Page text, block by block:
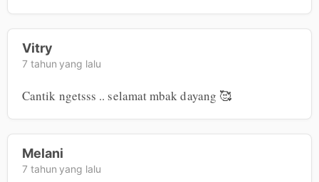
Vitry
7 tahun yang lalu
Cantik ngetsss .. selamat mbak dayang 🥰
Melani
7 tahun yang lalu